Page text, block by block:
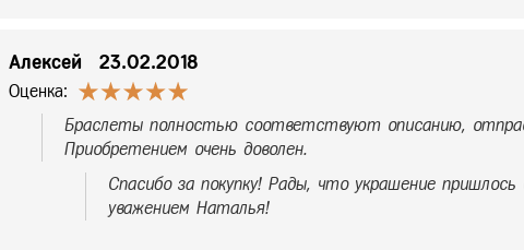
Алексей 23.02.2018
Оценка:
Браслеты полностью соответствуют описанию,
Приобретением очень доволен.
Спасибо за покупку! Рады, что украшение
уважением Наталья!